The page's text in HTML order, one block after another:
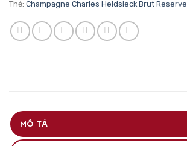
Thẻ: Champagne Charles Heidsieck Brut Reserve
MÔ TẢ